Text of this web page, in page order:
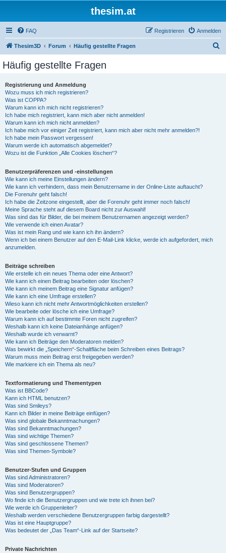
thesim.at
FAQ Anmelden
Registrieren
Thesim3D Forum Häufig gestellte Fragen
Häufig gestellte Fragen
Registrierung und Anmeldung
Wozu muss ich mich registrieren?
Was ist COPPA?
Warum kann ich mich nicht registrieren?
Ich habe mich registriert, kann mich aber nicht anmelden!
Warum kann ich mich nicht anmelden?
Ich habe mich vor einiger Zeit registriert, kann mich aber nicht mehr anmelden?!
Ich habe mein Passwort vergessen!
Warum werde ich automatisch abgemeldet?
Wozu ist die Funktion „Alle Cookies löschen“?
Benutzerpräferenzen und -einstellungen
Wie kann ich meine Einstellungen ändern?
Wie kann ich verhindern, dass mein Benutzername in der Online-Liste auftaucht?
Die Forenuhr geht falsch!
Ich habe die Zeitzone eingestellt, aber die Forenuhr geht immer noch falsch!
Meine Sprache steht auf diesem Board nicht zur Auswahl!
Was sind das für Bilder, die bei meinem Benutzernamen angezeigt werden?
Wie verwende ich einen Avatar?
Was ist mein Rang und wie kann ich ihn ändern?
Wenn ich bei einem Benutzer auf den E-Mail-Link klicke, werde ich aufgefordert, mich
anzumelden.
Beiträge schreiben
Wie erstelle ich ein neues Thema oder eine Antwort?
Wie kann ich einen Beitrag bearbeiten oder löschen?
Wie kann ich meinem Beitrag eine Signatur anfügen?
Wie kann ich eine Umfrage erstellen?
Wieso kann ich nicht mehr Antwortmöglichkeiten erstellen?
Wie bearbeite oder lösche ich eine Umfrage?
Warum kann ich auf bestimmte Foren nicht zugreifen?
Weshalb kann ich keine Dateianhänge anfügen?
Weshalb wurde ich verwarnt?
Wie kann ich Beiträge den Moderatoren melden?
Was bewirkt die „Speichern“-Schaltfläche beim Schreiben eines Beitrags?
Warum muss mein Beitrag erst freigegeben werden?
Wie markiere ich ein Thema als neu?
Textformatierung und Thementypen
Was ist BBCode?
Kann ich HTML benutzen?
Was sind Smileys?
Kann ich Bilder in meine Beiträge einfügen?
Was sind globale Bekanntmachungen?
Was sind Bekanntmachungen?
Was sind wichtige Themen?
Was sind geschlossene Themen?
Was sind Themen-Symbole?
Benutzer-Stufen und Gruppen
Was sind Administratoren?
Was sind Moderatoren?
Was sind Benutzergruppen?
Wo finde ich die Benutzergruppen und wie trete ich ihnen bei?
Wie werde ich Gruppenleiter?
Weshalb werden verschiedene Benutzergruppen farbig dargestellt?
Was ist eine Hauptgruppe?
Was bedeutet der „Das Team“-Link auf der Startseite?
Private Nachrichten